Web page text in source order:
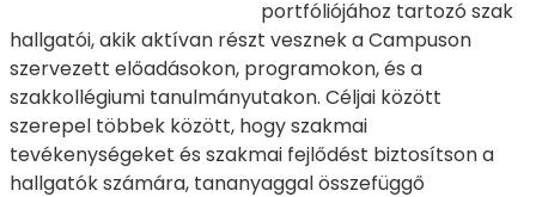
portfóliójához tartozó szak
hallgatói, akik aktívan részt vesznek a Campuson
szervezett előadásokon, programokon, és a
szakkollégiumi tanulmányutakon. Céljai között
szerepel többek között, hogy szakmai
tevékenységeket és szakmai fejlődést biztosítson a
hallgatók számára, tananyaggal összefüggő